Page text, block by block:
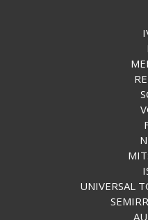
UNIVERSAL